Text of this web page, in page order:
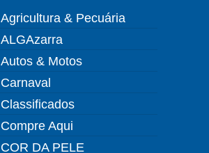
Agricultura & Pecuária
ALGAzarra
Autos & Motos
Carnaval
Classificados
Compre Aqui
COR DA PELE